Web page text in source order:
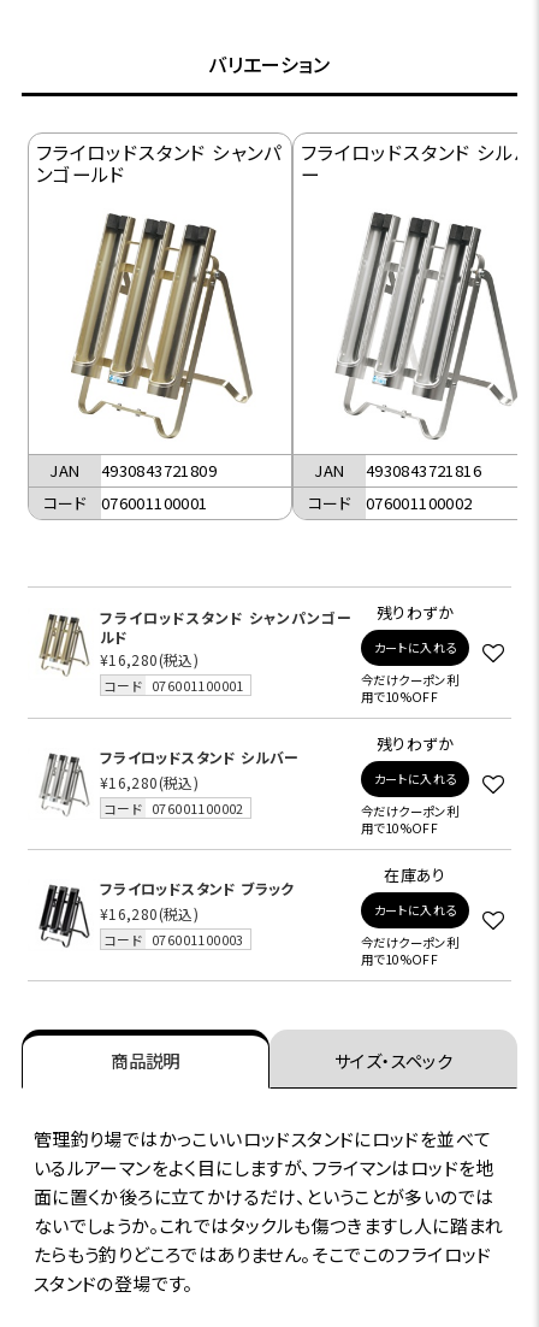
バリエーション
フライロッドスタンド シャンパ
ンゴールド
JAN
4930843721809
コード
076001100001
フライロッドスタンド シルバ
ー
JAN
4930843721816
コード
076001100002
フライロッドスタンド シャンパンゴー
ルド
¥16,280(税込)
コード 076001100001
残りわずか
カートに入れる
今だけクーポン利
用で10%OFF
フライロッドスタンド シルバー
¥16,280(税込)
コード 076001100002
残りわずか
カートに入れる
今だけクーポン利
用で10%OFF
フライロッドスタンド ブラック
¥16,280(税込)
コード 076001100003
在庫あり
カートに入れる
今だけクーポン利
用で10%OFF
商品説明 サイズ・スペック
管理釣り場ではかっこいいロッドスタンドにロッドを並べて
いるルアーマンをよく目にしますが、フライマンはロッドを地
面に置くか後ろに立てかけるだけ、ということが多いのでは
ないでしょうか。これではタックルも傷つきますし人に踏まれ
たらもう釣りどころではありません。そこでこのフライロッド
スタンドの登場です。